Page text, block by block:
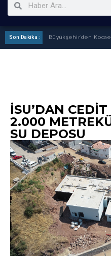
Büyükşehir’den
Son Dakika :
İSU’DAN
2.000
SU DEPOSU